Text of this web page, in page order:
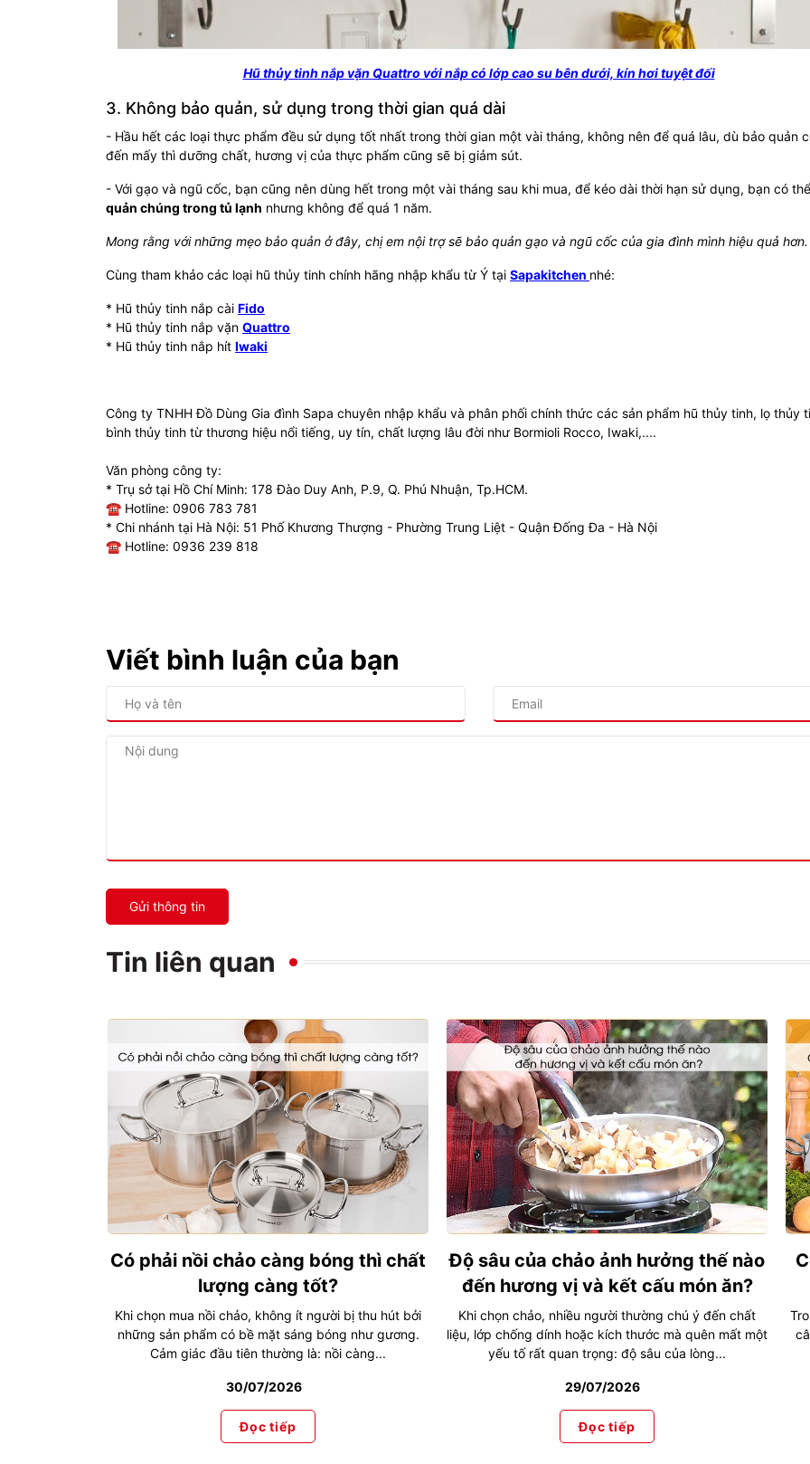
Hũ thủy tinh nắp vặn Quattro với nắp có lớp cao su bên dưới, kín hơi tuyệt đối
3. Không bảo quản, sử dụng trong thời gian quá dài
- Hầu hết các loại thực phẩm đều sử dụng tốt nhất trong thời gian một vài tháng, không nên để quá lâu, dù bảo quản
đến mấy thì dưỡng chất, hương vị của thực phẩm cũng sẽ bị giảm sút.
- Với gạo và ngũ cốc, bạn cũng nên dùng hết trong một vài tháng sau khi mua, để kéo dài thời hạn sử dụng, bạn có
quản chúng trong tủ lạnh nhưng không để quá 1 năm.
Mong rằng với những mẹo bảo quản ở đây, chị em nội trợ sẽ bảo quản gạo và ngũ cốc của gia đình mình hiệu quả hơn.
Cùng tham khảo các loại hũ thủy tinh chính hãng nhập khẩu từ Ý tại Sapakitchen nhé:
* Hũ thủy tinh nắp cài Fido
* Hũ thủy tinh nắp vặn Quattro
* Hũ thủy tinh nắp hít Iwaki
Công ty TNHH Đồ Dùng Gia đình Sapa chuyên nhập khẩu và phân phối chính thức các sản phẩm hũ thủy tinh, lọ thủy
bình thủy tinh từ thương hiệu nổi tiếng, uy tín, chất lượng lâu đời như Bormioli Rocco, Iwaki,....
Văn phòng công ty:
* Trụ sở tại Hồ Chí Minh: 178 Đào Duy Anh, P.9, Q. Phú Nhuận, Tp.HCM.
☎ Hotline: 0906 783 781
* Chi nhánh tại Hà Nội: 51 Phố Khương Thượng - Phường Trung Liệt - Quận Đống Đa - Hà Nội
☎ Hotline: 0936 239 818
Viết bình luận của bạn
Gửi thông tin
Tin liên quan
Có phải nồi chảo càng bóng thì chất
lượng càng tốt?
Khi chọn mua nồi chảo, không ít người bị thu hút bởi
những sản phẩm có bề mặt sáng bóng như gương.
Cảm giác đầu tiên thường là: nồi càng...
30/07/2026
Đọc tiếp
Độ sâu của chảo ảnh hưởng thế nào
đến hương vị và kết cấu món ăn?
Khi chọn chảo, nhiều người thường chú ý đến chất
liệu, lớp chống dính hoặc kích thước mà quên mất một
yếu tố rất quan trọng: độ sâu của lòng...
29/07/2026
Đọc tiếp